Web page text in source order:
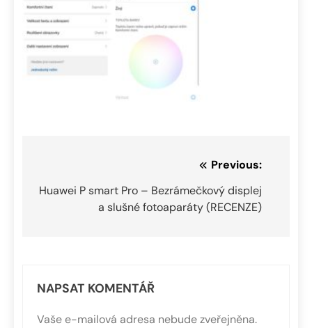
pro
příspěvek
Previous:
Huawei P smart Pro – Bezrámečkový displej
a slušné fotoaparáty (RECENZE)
NAPSAT KOMENTÁŘ
Vaše e-mailová adresa nebude zveřejněna.